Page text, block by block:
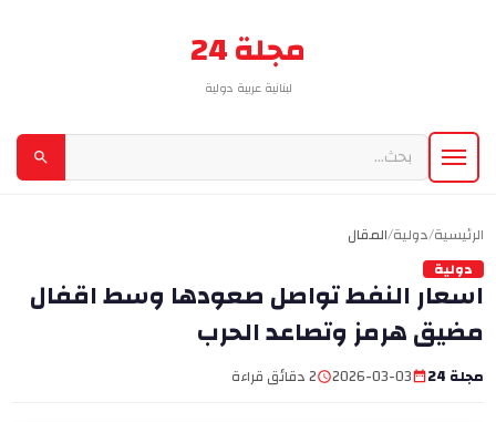
مجلة 24
لبنانية عربية دولية
الرئيسية/دولية/المقال
دولية
اسعار النفط تواصل صعودها وسط اقفال
مضيق هرمز وتصاعد الحرب
مجلة 24 2026-03-03 2 دقائق قراءة